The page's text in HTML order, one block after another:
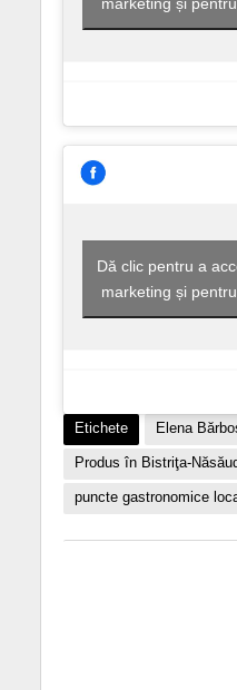
Dă clic pentru a
marketing și
Etichete Elena
Produs în Bistriţa-
puncte gastronomice